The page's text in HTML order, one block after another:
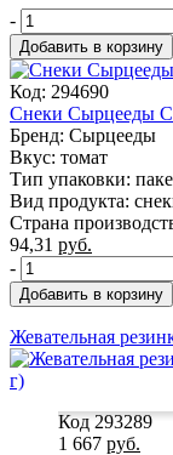
-
Добавить в корзину
Код: 294690
Снеки Сырцееды
Бренд: Сырцееды
Вкус: томат
Тип упаковки:
Вид продукта:
Страна
94,31 руб.
-
Добавить в корзину
Жевательная
Код 293289
1 667 руб.